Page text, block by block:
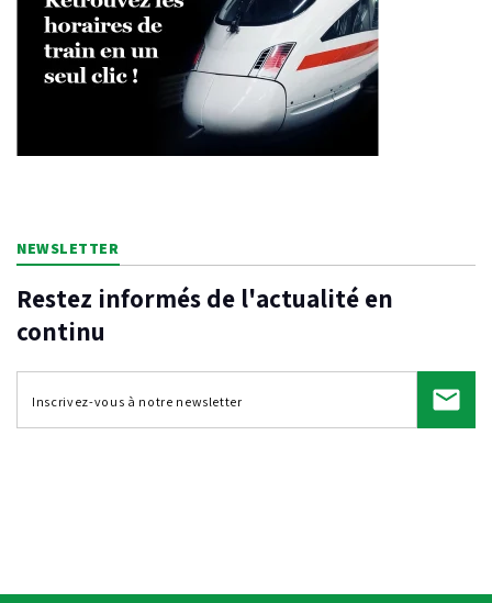
NEWSLETTER
Restez informés de l'actualité en
continu